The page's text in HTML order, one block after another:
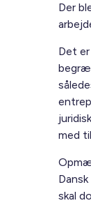
Der
Det
med
skal